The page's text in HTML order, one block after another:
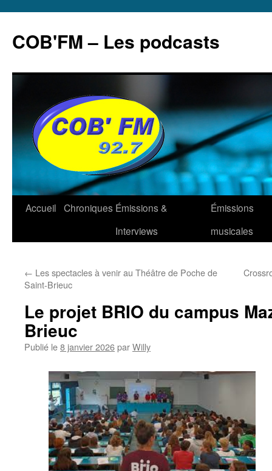
contenu
COB'FM – Les podcasts
Accueil Chroniques Émissions &
Interviews
Émissions
musicales
← Les spectacles à venir au Théâtre de Poche de
Saint-Brieuc
Le projet BRIO du campus
Brieuc
Publié le8 janvier 2026parWilly